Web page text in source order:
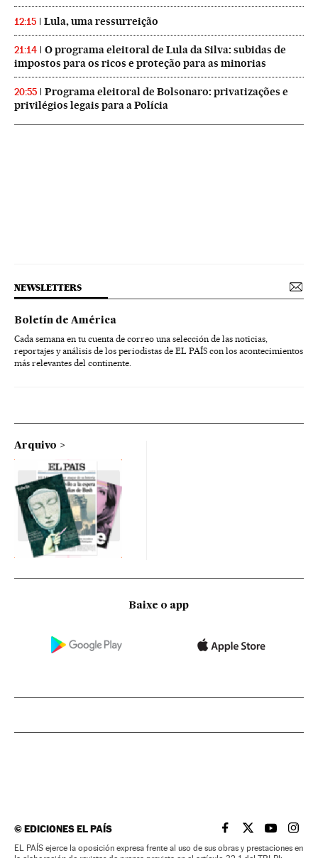
12:15 Lula, uma ressurreição
21:14
O programa eleitoral de Lula da Silva: subidas de
impostos para os ricos e proteção para as minorias
20:55
Programa eleitoral de Bolsonaro: privatizações e
privilégios legais para a Polícia
NEWSLETTERS
Boletín de América
Cada semana en tu cuenta de correo una selección de las noticias,
reportajes y análisis de los periodistas de EL PAÍS con los acontecimientos
más relevantes del continente.
Arquivo
Baixe o app
©EDICIONES EL PAÍS EL PAÍS BRASIL EN
EL PAÍSEL PAÍS
EL
EL PAÍS ejerce la oposición expresa frente al uso de sus obras y prestaciones en